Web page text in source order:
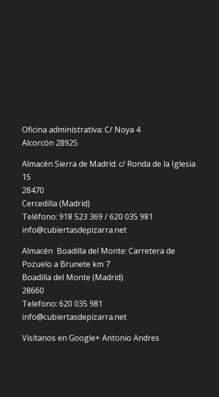
Oficina administrativa: C/ Noya 4
Alcorcón 28925
Almacén Sierra de Madrid: c/ Ronda de la Iglesia
15
28470
Cercedilla (Madrid)
Teléfono: 918 523 369 / 620 035 981
info@cubiertasdepizarra.net
Almacén Boadilla del Monte: Carretera de
Pozuelo a Brunete km 7
Boadilla del Monte (Madrid)
28660
Telefono: 620 035 981
info@cubiertasdepizarra.net
Visítanos en Google+ Antonio Andres